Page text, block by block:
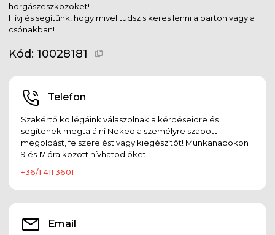
horgászeszközöket!
Hívj és segítünk, hogy mivel tudsz sikeres lenni a parton vagy a
csónakban!
Kód: 10028181
Telefon
Szakértő kollégáink válaszolnak a kérdéseidre és
segítenek megtalálni Neked a személyre szabott
megoldást, felszerelést vagy kiegészítőt! Munkanapokon
9 és 17 óra között hívhatod őket.
+36/1 411 3601
Email